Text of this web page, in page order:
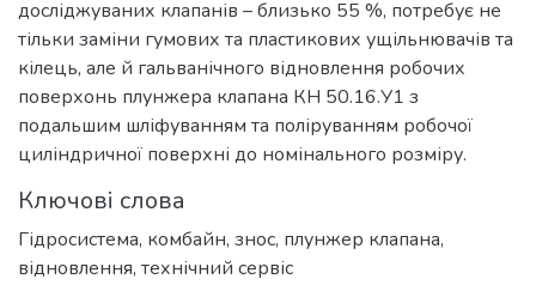
досліджуваних клапанів – близько 55 %, потребує не
тільки заміни гумових та пластикових ущільнювачів та
кілець, але й гальванічного відновлення робочих
поверхонь плунжера клапана КН 50.16.У1 з
подальшим шліфуванням та поліруванням робочої
циліндричної поверхні до номінального розміру.
Ключові слова
Гідросистема, комбайн, знос, плунжер клапана,
відновлення, технічний сервіс